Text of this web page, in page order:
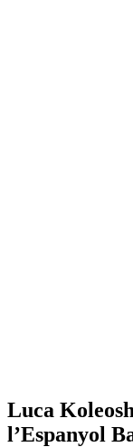
Luca
l’Espanyol